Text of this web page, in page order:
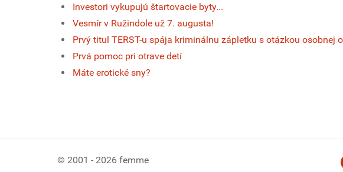
Investori vykupujú štartovacie byty...
Vesmír v Ružindole už 7. augusta!
Prvý titul TERST-u spája kriminálnu zápletku s otázkou osobnej
Prvá pomoc pri otrave detí
Máte erotické sny?
© 2001 - 2026 femme